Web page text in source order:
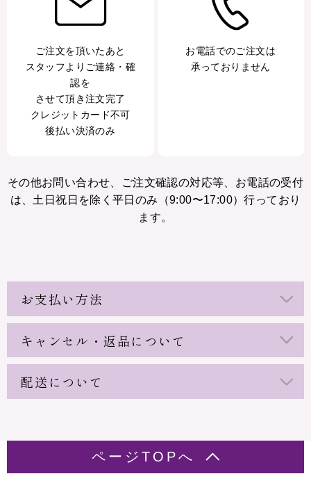
ご注文を頂いたあと
スタッフよりご連絡・確
認を
させて頂き注文完了
クレジットカード不可
後払い決済のみ
お電話でのご注文は
承っておりません
その他お問い合わせ、ご注文確認の対応等、お電話の受付
は、土日祝日を除く平日のみ（9:00〜17:00）行っており
ます。
お支払い方法
キャンセル・返品について
配送について
ページTOPへ